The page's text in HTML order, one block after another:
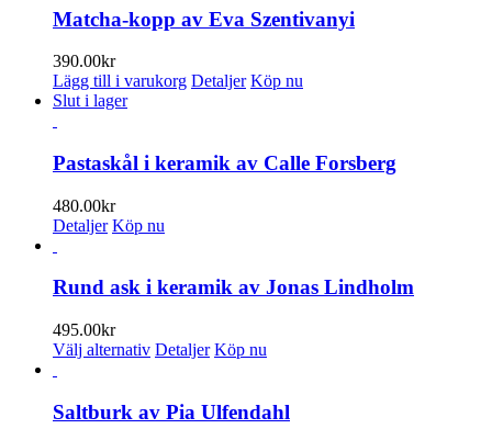
har
flera
De
olika
väljas
på
Matcha-kopp av Eva Szentivanyi
390.00kr
Lägg till i varukorg Detaljer Köp nu
Slut i lager
Pastaskål i keramik av Calle Forsberg
480.00kr
Detaljer Köp nu
Rund ask i keramik av Jonas Lindholm
495.00kr
Välj alternativ Den
har
flera
Detaljer Köp nu
Saltburk av Pia Ulfendahl